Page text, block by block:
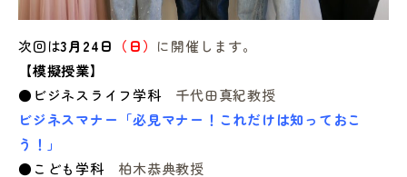
次回は3月24日 （日） に開催します。
【模擬授業】
●ビジネスライフ学科千代田真紀教授
ビジネスマナー「必見マナー！これだけは知っておこ
う！」
●こども学科柏木恭典教授